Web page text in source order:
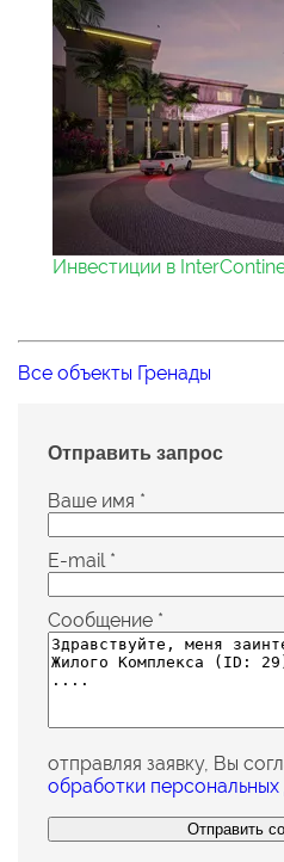
Инвестиции в
Все объекты Гренады
Отправить запрос
Ваше имя *
E-mail *
Сообщение *
отправляя заявку, Вы
обработки персональных